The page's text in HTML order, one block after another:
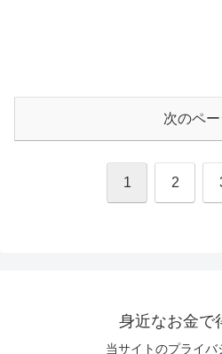
次のペ
1 2
身近なお金で
当サイトのプライバ